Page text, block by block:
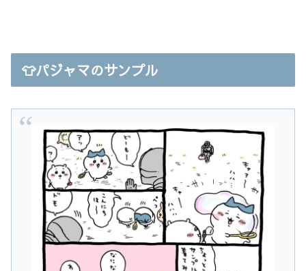
👕パジャマのサンプル